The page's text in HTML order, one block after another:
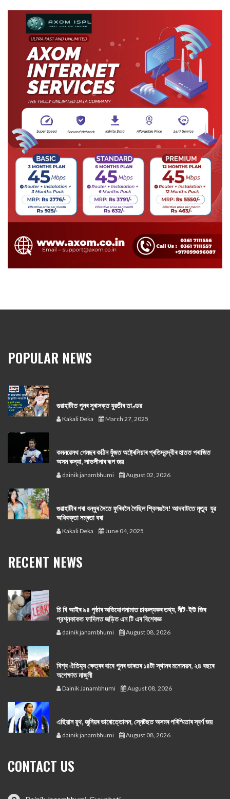
POPULAR NEWS
গুৱাহাটীত পুনৰ সুৰাসক্ত যুৱতীৰ তাণ্ডৱ
Kakali Deka March 27, 2025
কমনৱেলথ গেমছৰ কঠিন যুঁজত অষ্ট্ৰেলিয়াৰ প্ৰতিদ্বন্দ্বীৰ হাতত পৰাজিত
অসম কন্যা, লাভলীনাৰ ৰূপ জয়
dainik janambhumi August 02, 2026
গুৱাহাটীৰ পৰা বন্ধুৰ সৈতে ফুৰিবলৈ গৈছিল শ্বিলঙলৈ! আদবাটতে মৃত্যু যুৱ
অধিবক্তা নম্ৰতা বৰা
Kakali Deka June 04, 2025
RECENT NEWS
চি বি আইৰ ৯৪ পৃষ্ঠাৰ অভিযোগনামাত চাঞ্চল্যকৰ তথ্য, নীট-ইউ জিৰ
প্রশ্নকাকত ফাদিলত জড়িত এন টি এৰ বিশেষজ্ঞ
dainik janambhumi August 08, 2026
বিশ্ব ঐতিহ্য ক্ষেত্ৰৰ বাবে পুনৰ ভাৰতৰ ১৪টা স্থানৰ মনোনয়ন, ২৪ বছৰে
অপেক্ষাত মাজুলী
Dainik Janambhumi August 08, 2026
এছিয়ান য়ুথ, জুনিয়ৰ ভাৰোত্তোলন, স্নেটছত অসমৰ পৰিস্মিতাৰ স্বৰ্ণ জয়
dainik janambhumi August 08, 2026
CONTACT US